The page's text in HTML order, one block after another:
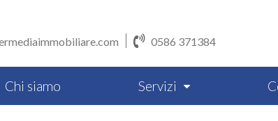
0586 371384
Chi siamo Servizi